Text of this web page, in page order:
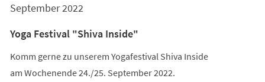
September 2022
Yoga Festival "Shiva Inside"
Komm gerne zu unserem Yogafestival Shiva Inside
am Wochenende 24./25. September 2022.